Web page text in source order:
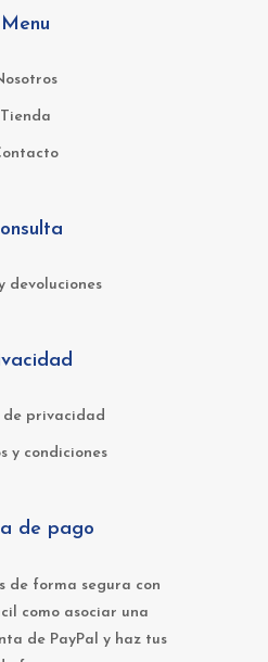
Menu
Tienda
devoluciones
de privacidad
y condiciones
de pago
de forma segura con
como asociar una
de PayPal y haz tus